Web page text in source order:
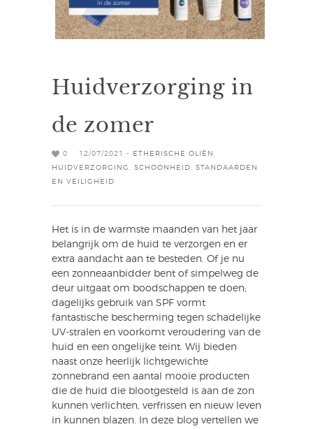
Huidverzorging in
de zomer
0 12/07/2021 - ETHERISCHE OLIËN
HUIDVERZORGING
SCHOONHEID
STANDAARDEN
EN VEILIGHEID
Het is in de warmste maanden van het jaar
belangrijk om de huid te verzorgen en er
extra aandacht aan te besteden. Of je nu
een zonneaanbidder bent of simpelweg de
deur uitgaat om boodschappen te doen;
dagelijks gebruik van SPF vormt
fantastische bescherming tegen schadelijke
UV-stralen en voorkomt veroudering van de
huid en een ongelijke teint. Wij bieden
naast onze heerlijk lichtgewichte
zonnebrand een aantal mooie producten
die de huid die blootgesteld is aan de zon
kunnen verlichten, verfrissen en nieuw leven
in kunnen blazen. In deze blog vertellen we